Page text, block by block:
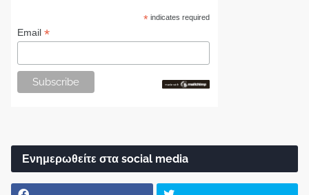
* indicates required
Email *
Ενημερωθείτε στα social media